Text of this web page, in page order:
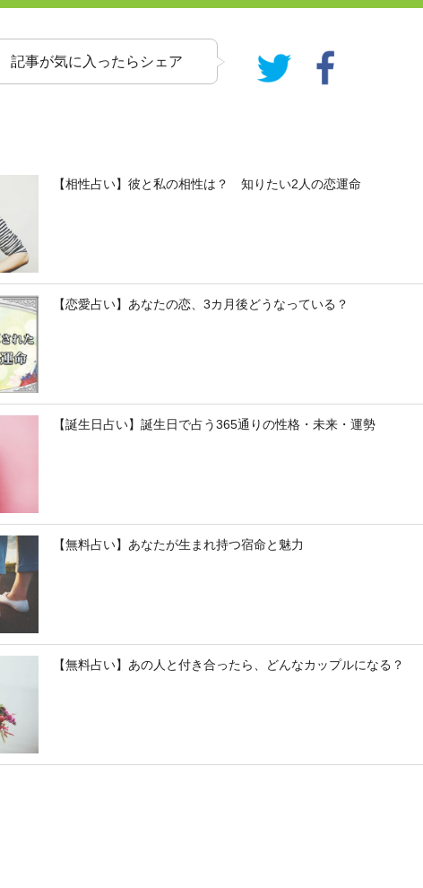
記事が気に入ったらシェア
【相性占い】彼と私の相性は？ 知りたい2人の恋運命
【恋愛占い】あなたの恋、3カ月後どうなっている？
【誕生日占い】誕生日で占う365通りの性格・未来・運勢
【無料占い】あなたが生まれ持つ宿命と魅力
【無料占い】あの人と付き合ったら、どんなカップルになる？